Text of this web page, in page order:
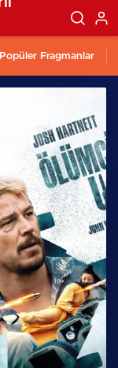
Popüler Fragmanlar